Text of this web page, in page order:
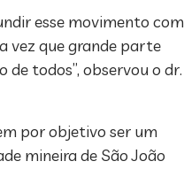
esse movimento com
vez que grande parte
todos”, observou o dr.
por objetivo ser um
mineira de São João